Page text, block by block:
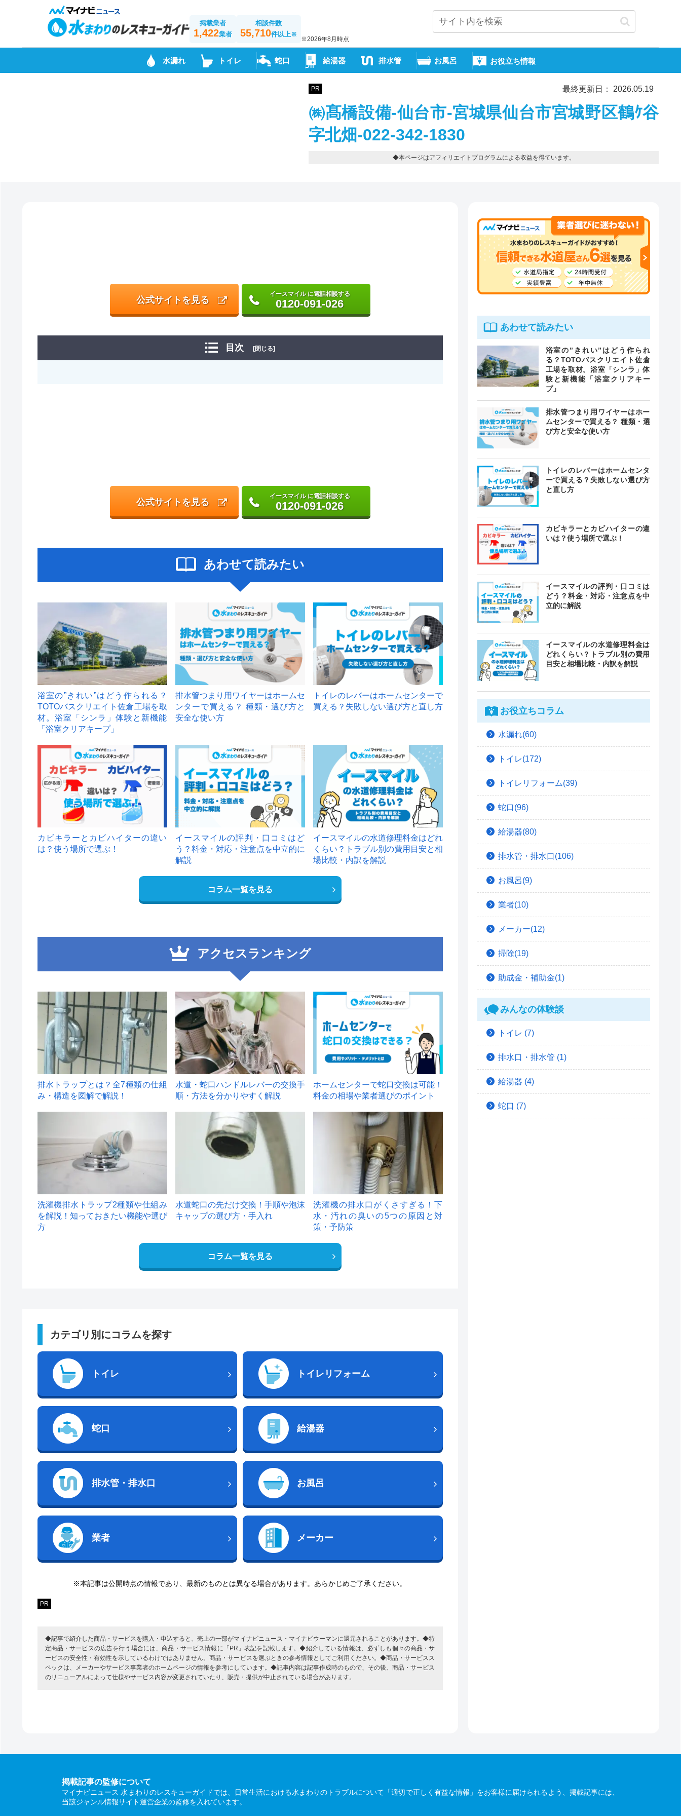
掲載業者
1,422業者
相談件数
55,710件以上※
※2026年8月時点
水漏れ トイレ 蛇口 給湯器 排水管 お風呂 お役立ち情報
PR 最終更新日： 2026.05.19
㈱髙橋設備-仙台市-宮城県仙台市宮城野区鶴ｹ谷
字北畑-022-342-1830
◆本ページはアフィリエイトプログラムによる収益を得ています。
公式サイトを見る
イースマイル に電話相談する
0120-091-026
目次 [閉じる]
公式サイトを見る
イースマイル に電話相談する
0120-091-026
あわせて読みたい
浴室の”きれい”はどう作られる？
TOTOバスクリエイト佐倉工場を取
材。浴室「シンラ」体験と新機能
「浴室クリアキープ」
排水管つまり用ワイヤーはホームセ
ンターで買える？ 種類・選び方と
安全な使い方
トイレのレバーはホームセンターで
買える？失敗しない選び方と直し方
カビキラーとカビハイターの違い
は？使う場所で選ぶ！
イースマイルの評判・口コミはど
う？料金・対応・注意点を中立的に
解説
イースマイルの水道修理料金はどれ
くらい？トラブル別の費用目安と相
場比較・内訳を解説
コラム一覧を見る
アクセスランキング
1
排水トラップとは？全7種類の仕組
み・構造を図解で解説！
2
水道・蛇口ハンドルレバーの交換手
順・方法を分かりやすく解説
ホームセンターで蛇口交換は可能！
料金の相場や業者選びのポイント
洗濯機排水トラップ2種類や仕組み
を解説！知っておきたい機能や選び
方
水道蛇口の先だけ交換！手順や泡沫
キャップの選び方・手入れ
洗濯機の排水口がくさすぎる！下
水・汚れの臭いの5つの原因と対
策・予防策
コラム一覧を見る
カテゴリ別にコラムを探す
トイレ トイレリフォーム
蛇口 給湯器
排水管・排水口 お風呂
業者 メーカー
※本記事は公開時点の情報であり、最新のものとは異なる場合があります。あらかじめご了承ください。
PR
◆記事で紹介した商品・サービスを購入・申込すると、売上の一部がマイナビニュース・マイナビウーマンに還元されることがあります。◆特
定商品・サービスの広告を行う場合には、商品・サービス情報に「PR」表記を記載します。◆紹介している情報は、必ずしも個々の商品・サ
ービスの安全性・有効性を示しているわけではありません。商品・サービスを選ぶときの参考情報としてご利用ください。◆商品・サービスス
ペックは、メーカーやサービス事業者のホームページの情報を参考にしています。◆記事内容は記事作成時のもので、その後、商品・サービス
のリニューアルによって仕様やサービス内容が変更されていたり、販売・提供が中止されている場合があります。
あわせて読みたい
浴室の”きれい”はどう作られ
る？TOTOバスクリエイト佐倉
工場を取材。浴室「シンラ」体
験と新機能「浴室クリアキー
プ」
排水管つまり用ワイヤーはホー
ムセンターで買える？ 種類・選
び方と安全な使い方
トイレのレバーはホームセンタ
ーで買える？失敗しない選び方
と直し方
カビキラーとカビハイターの違
いは？使う場所で選ぶ！
イースマイルの評判・口コミは
どう？料金・対応・注意点を中
立的に解説
イースマイルの水道修理料金は
どれくらい？トラブル別の費用
目安と相場比較・内訳を解説
お役立ちコラム
水漏れ(60)
トイレ(172)
トイレリフォーム(39)
蛇口(96)
給湯器(80)
排水管・排水口(106)
お風呂(9)
業者(10)
メーカー(12)
掃除(19)
助成金・補助金(1)
みんなの体験談
トイレ (7)
排水口・排水管 (1)
給湯器 (4)
蛇口 (7)
掲載記事の監修について
マイナビニュース 水まわりのレスキューガイドでは、日常生活における水まわりのトラブルについて「適切で正しく有益な情報」をお客様に届けられるよう、掲載記事には、
当該ジャンル情報サイト運営企業の監修を入れています。